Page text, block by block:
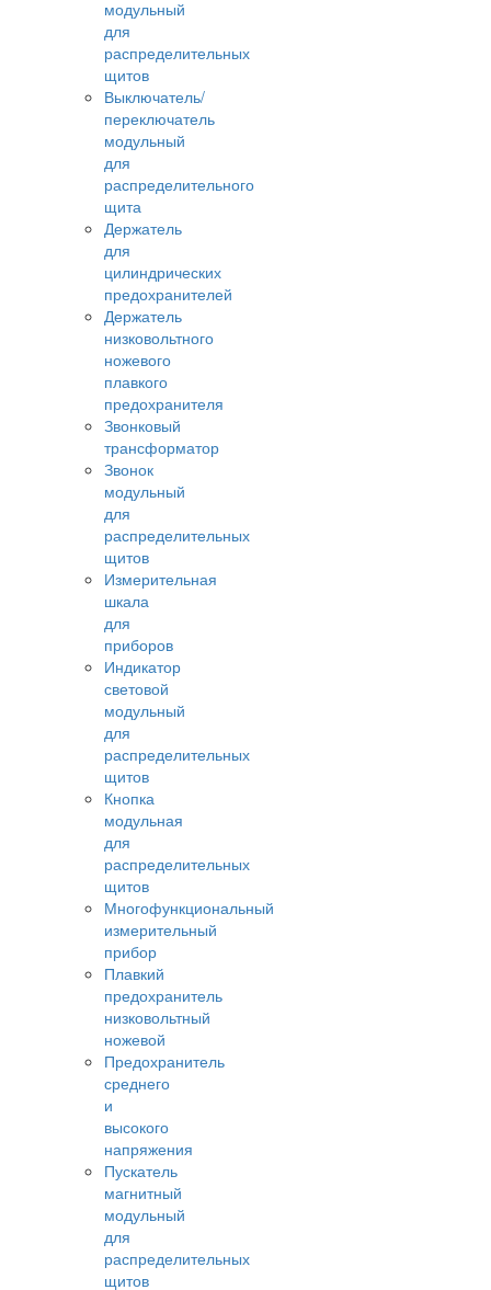
модульный
для
распределительных
щитов
Выключатель/
переключатель
модульный
для
распределительного
щита
Держатель
для
цилиндрических
предохранителей
Держатель
низковольтного
ножевого
плавкого
предохранителя
Звонковый
трансформатор
Звонок
модульный
для
распределительных
щитов
Измерительная
шкала
для
приборов
Индикатор
световой
модульный
для
распределительных
щитов
Кнопка
модульная
для
распределительных
щитов
Многофункциональный
измерительный
прибор
Плавкий
предохранитель
низковольтный
ножевой
Предохранитель
среднего
и
высокого
напряжения
Пускатель
магнитный
модульный
для
распределительных
щитов